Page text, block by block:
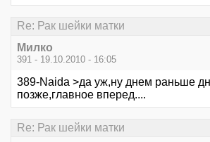
Re: Рак шейки матки
Милко
391 - 19.10.2010 - 16:05
389-Naida >да уж,ну днем раньше
позже,главное вперед....
Re: Рак шейки матки